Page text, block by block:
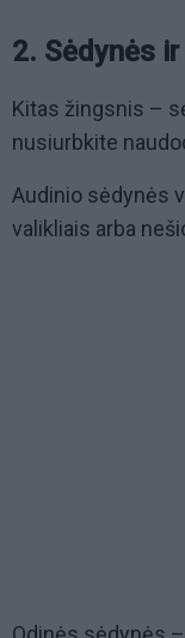
2. Sėdynės
Kitas žingsnis –
nusiurbkite
Audinio sėdynės
valikliais arba